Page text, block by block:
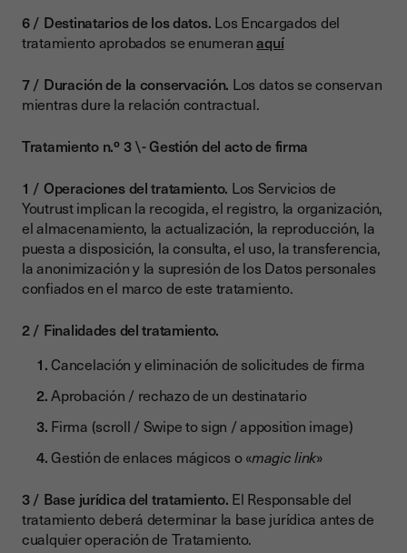
Destinatarios de los datos. Los Encargados del
tratamiento aprobados se enumeranaquí
Duración de la conservación. Los datos se conservan
mientras dure la relación contractual.
Tratamiento n.º 3 \- Gestión del acto de firma
Operaciones del tratamiento. Los Servicios de
Youtrust implican la recogida, el registro, la organización,
el almacenamiento, la actualización, la reproducción, la
puesta a disposición, la consulta, el uso, la transferencia,
la anonimización y la supresión de los Datos personales
confiados en el marco de este tratamiento.
Finalidades del tratamiento.
Cancelación y eliminación de solicitudes de firma
Aprobación / rechazo de un destinatario
Firma (scroll / Swipe to sign / apposition image)
Gestión de enlaces mágicos o «magic link»
Base jurídica del tratamiento. El Responsable del
tratamiento deberá determinar la base jurídica antes de
cualquier operación de Tratamiento.